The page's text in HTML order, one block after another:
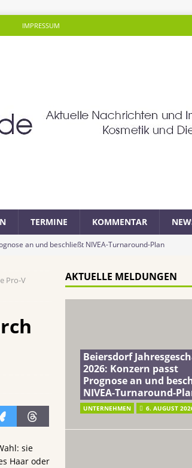
IMPRESSUM
TERMINE KOMMENTAR
an und beschließt NIVEA-Turnaround-Plan
im Handel weiter aus
EINZELHANDEL
Engagement der Mitarbeitenden in
weltweit zu den Pionieren bei der
Pro-V
sie
Haar oder
AKTUELLE MELDUNGEN
Beiersdorf
2026: Konzern passt
Prognose an und
NIVEA-Turnaround-
UNTERNEHMEN 6. AUGUST